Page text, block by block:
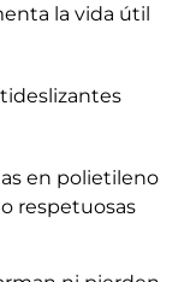
la vida útil
en polietileno
respetuosas